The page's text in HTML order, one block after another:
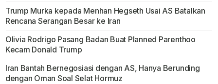
Trump Murka kepada Menhan Hegseth Usai AS Batalkan
Rencana Serangan Besar ke Iran
Olivia Rodrigo Pasang Badan Buat Planned Parenthoo
Kecam Donald Trump
Iran Bantah Bernegosiasi dengan AS, Hanya Berunding
dengan Oman Soal Selat Hormuz